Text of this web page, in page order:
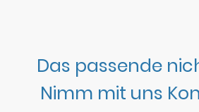
Das passende
Nimm mit uns